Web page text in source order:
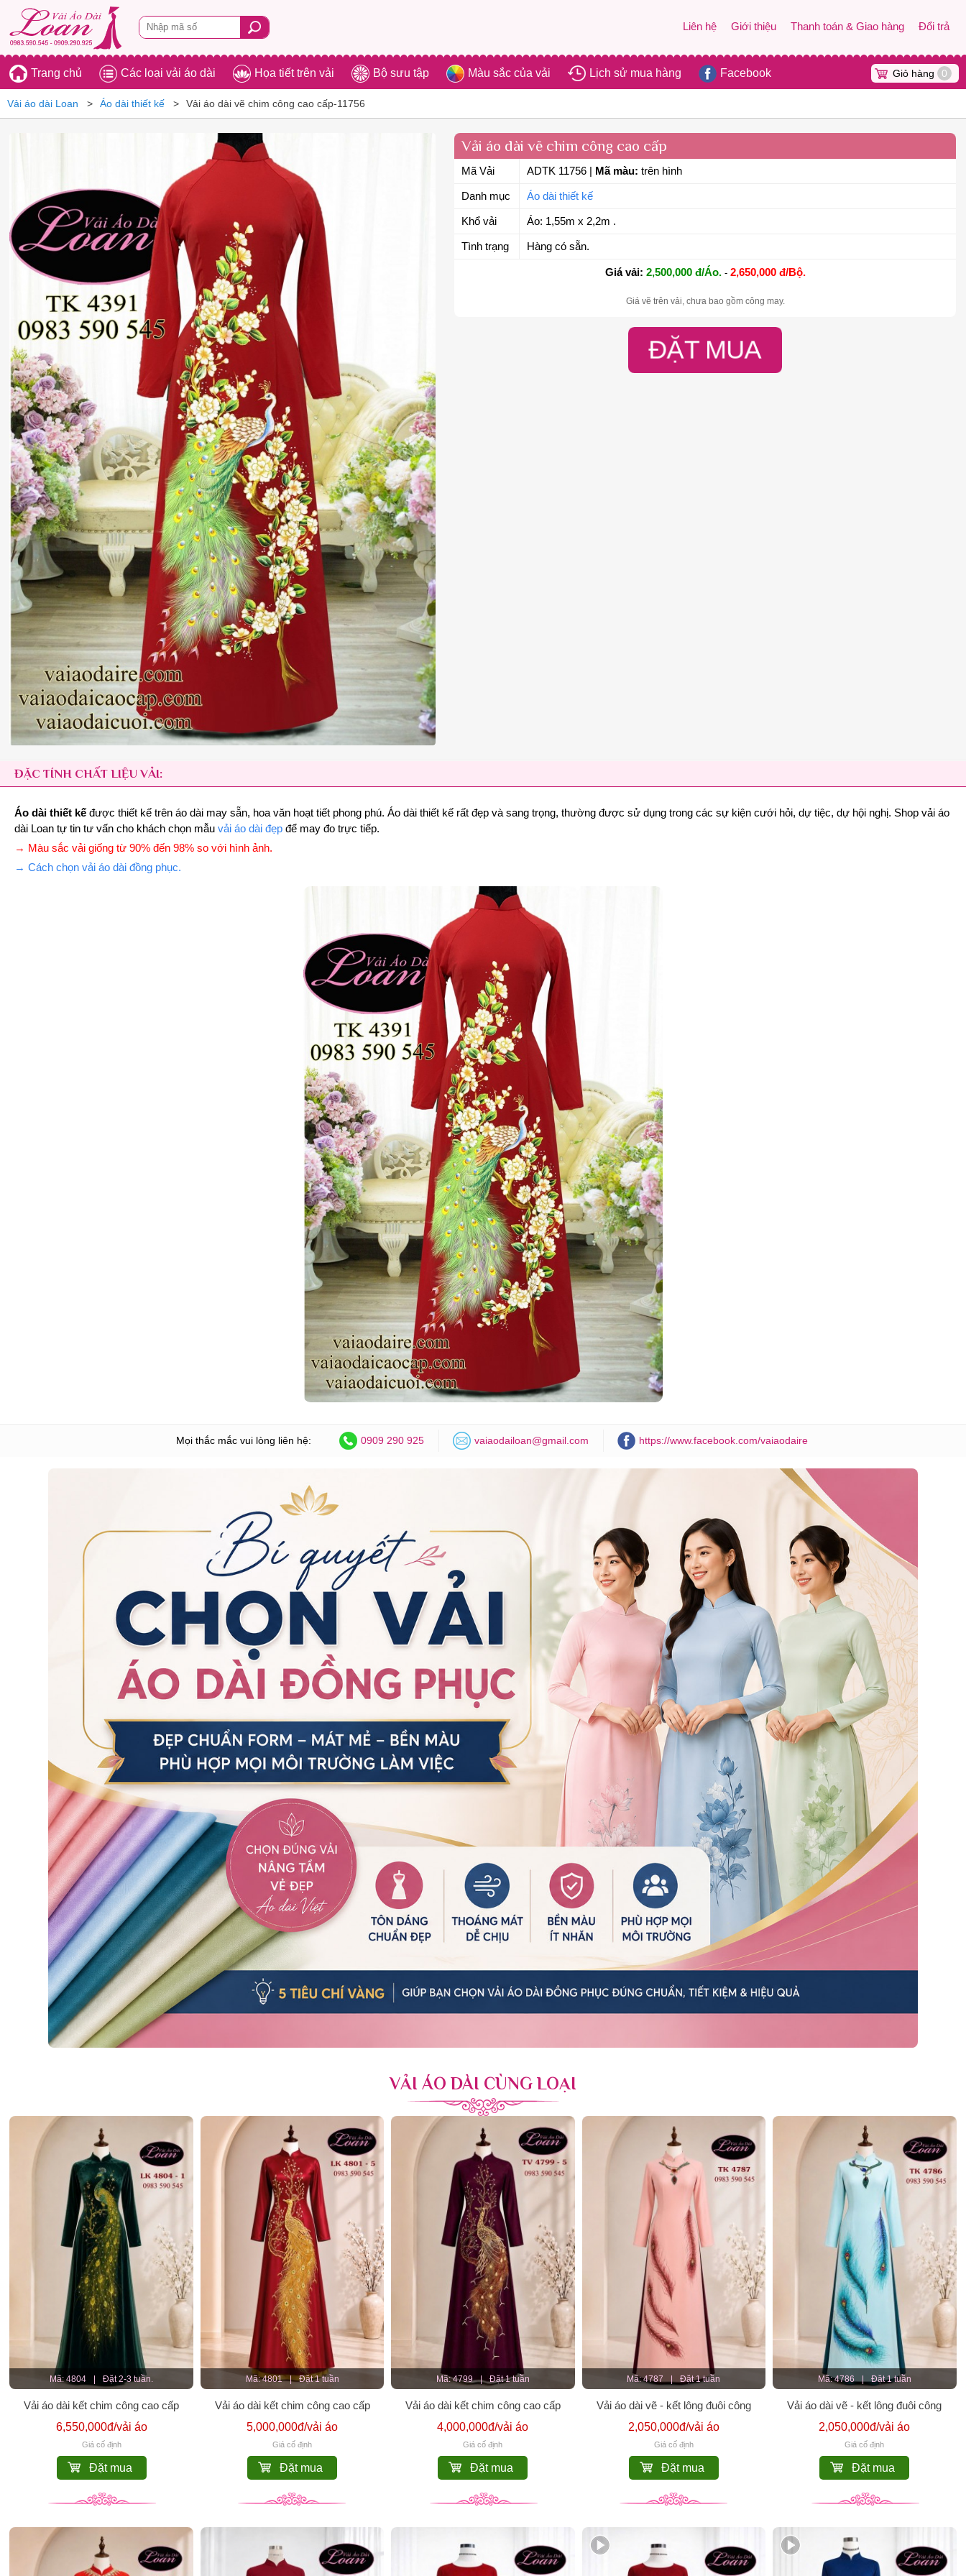
Liên hệ Giới thiệu Thanh toán & Giao hàng Đổi trả
Trang chủ Các loại vải áo dài Họa tiết trên vải Bộ sưu tập Màu sắc của vải Lịch sử mua hàng Facebook Giỏ hàng 0
Vải áo dài Loan Áo dài thiết kế Vải áo dài vẽ chim công cao cấp-11756
Vải áo dài vẽ chim công cao cấp
Mã Vải ADTK 11756 Mã màu: trên hình
Danh mục Áo dài thiết kế
Khổ vải Áo: 1,55m x 2,2m .
Tình trạng Hàng có sẵn.
Giá vải: 2,500,000 đ/Áo.- 2,650,000 đ/Bộ.
Giá vẽ trên vải, chưa bao gồm công may.
ĐẶT MUA
ĐẶC TÍNH CHẤT LIỆU VẢI:
Áo dài thiết kế được thiết kế trên áo dài may sẵn, hoa văn hoạt tiết phong phú. Áo dài thiết kế rất đẹp và sang trọng, thường được sử dụng trong các sự kiện cưới hỏi, dự tiệc, dự hội nghị. Shop vải áo
dài Loan tự tin tư vấn cho khách chọn mẫu vải áo dài đẹp để may đo trực tiếp.
→ Màu sắc vải giống từ 90% đến 98% so với hình ảnh.
→ Cách chọn vải áo dài đồng phục.
Mọi thắc mắc vui lòng liên hệ: 0909 290 925 vaiaodailoan@gmail.com https://www.facebook.com/vaiaodaire
VẢI ÁO DÀI CÙNG LOẠI
Mã: 4804 Đặt 2-3 tuần.
Vải áo dài kết chim công cao cấp
6,550,000đ/vải áo
Giá cố định
Đặt mua
Mã: 4801 | Đặt 1 tuần
Vải áo dài kết chim công cao cấp
5,000,000đ/vải áo
Giá cố định
Đặt mua
Mã: 4799 | Đặt 1 tuần
Vải áo dài kết chim công cao cấp
4,000,000đ/vải áo
Giá cố định
Đặt mua
Mã: 4787 Đặt 1 tuần
Vải áo dài vẽ - kết lông đuôi công
2,050,000đ/vải áo
Giá cố định
Đặt mua
Mã: 4786 | Đặt 1 tuần
Vải áo dài vẽ - kết lông đuôi công
2,050,000đ/vải áo
Giá cố định
Đặt mua